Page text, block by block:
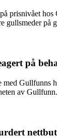
prisnivået
gullsmeder på
på
Gullfunns
av